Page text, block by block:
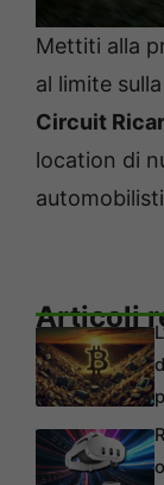
Mettiti alla
al limite
Circuit
location di
Articoli